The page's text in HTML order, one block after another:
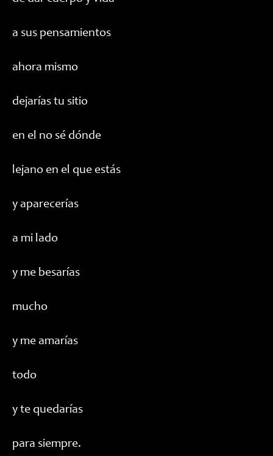
a sus pensamientos
ahora mismo
dejarías tu sitio
en el no sé dónde
lejano en el que estás
y aparecerías
a mi lado
y me besarías
mucho
y me amarías
todo
y te quedarías
para siempre.